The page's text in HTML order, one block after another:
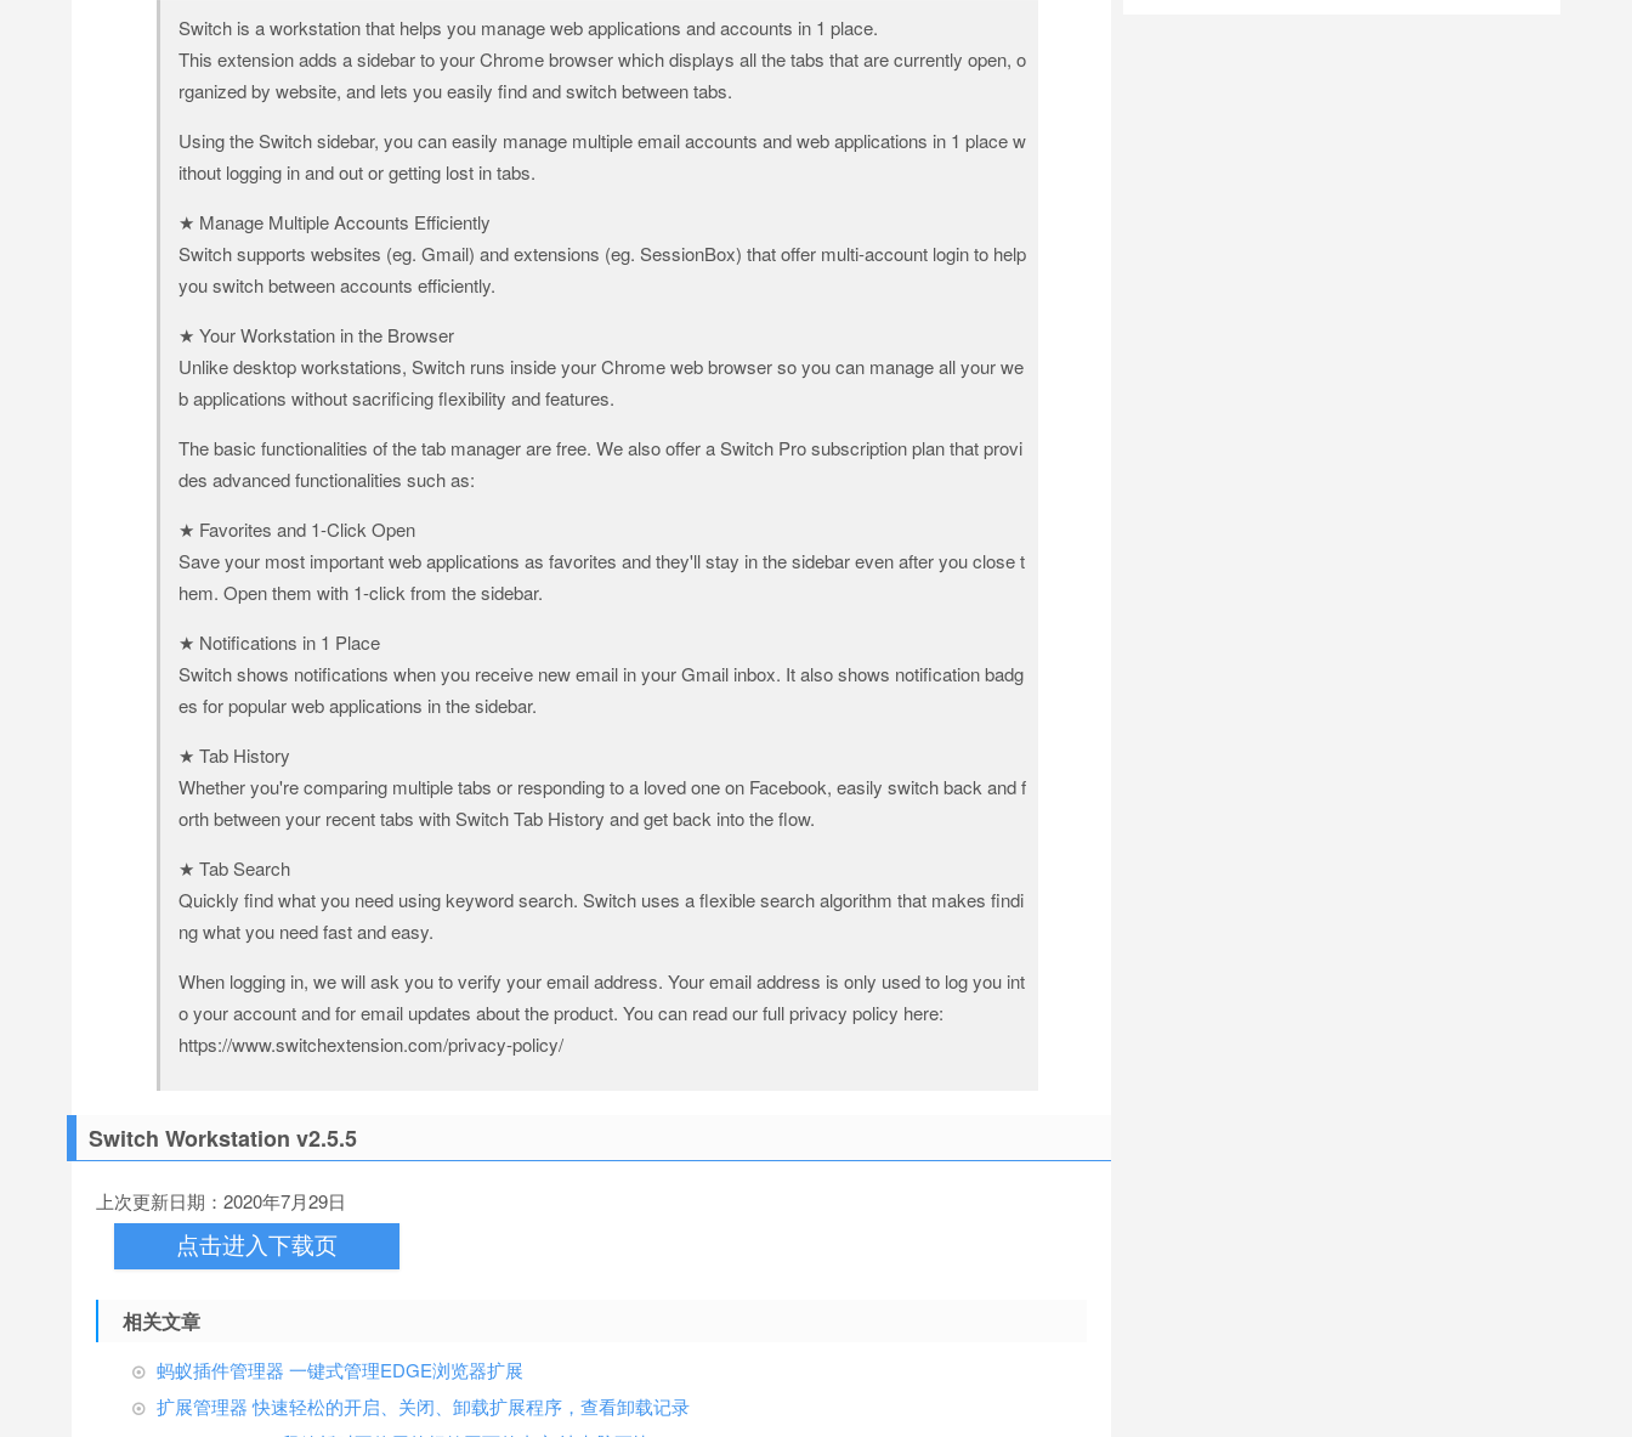
Switch is a workstation that helps you manage web applications and accounts in 1 place.
This extension adds a sidebar to your Chrome browser which displays all the tabs that are currently open, o
rganized by website, and lets you easily find and switch between tabs.
Using the Switch sidebar, you can easily manage multiple email accounts and web applications in 1 place w
ithout logging in and out or getting lost in tabs.
★ Manage Multiple Accounts Efficiently
Switch supports websites (eg. Gmail) and extensions (eg. SessionBox) that offer multi-account login to help
you switch between accounts efficiently.
★ Your Workstation in the Browser
Unlike desktop workstations, Switch runs inside your Chrome web browser so you can manage all your we
b applications without sacrificing flexibility and features.
The basic functionalities of the tab manager are free. We also offer a Switch Pro subscription plan that provi
des advanced functionalities such as:
★ Favorites and 1-Click Open
Save your most important web applications as favorites and they'll stay in the sidebar even after you close t
hem. Open them with 1-click from the sidebar.
★ Notifications in 1 Place
Switch shows notifications when you receive new email in your Gmail inbox. It also shows notification badg
es for popular web applications in the sidebar.
★ Tab History
Whether you're comparing multiple tabs or responding to a loved one on Facebook, easily switch back and f
orth between your recent tabs with Switch Tab History and get back into the flow.
★ Tab Search
Quickly find what you need using keyword search. Switch uses a flexible search algorithm that makes findi
ng what you need fast and easy.
When logging in, we will ask you to verify your email address. Your email address is only used to log you int
o your account and for email updates about the product. You can read our full privacy policy here:
https://www.switchextension.com/privacy-policy/
Switch Workstation v2.5.5
上次更新日期：2020年7月29日
点击进入下载页
相关文章
蚂蚁插件管理器 一键式管理EDGE浏览器扩展
扩展管理器 快速轻松的开启、关闭、卸载扩展程序，查看卸载记录